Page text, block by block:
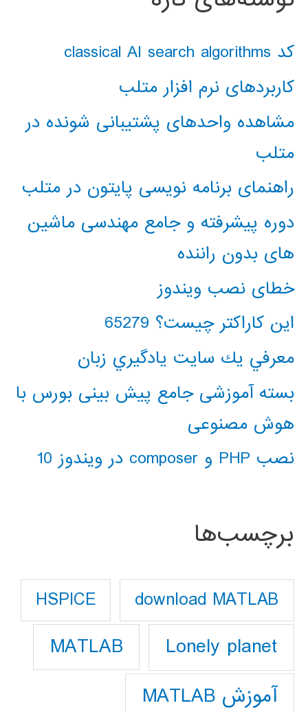
کد classical AI search algorithms
کاربردهای نرم افزار متلب
مشاهده واحدهای پشتیبانی شونده در
متلب
راهنمای برنامه نویسی پایتون در متلب
دوره پیشرفته و جامع مهندسی ماشین
های بدون راننده
خطای نصب ویندوز
این کاراکتر چیست؟ 65279
معرفي يك سايت يادگيري زبان
بسته آموزشی جامع پیش بینی بورس با
هوش مصنوعی
نصب PHP و composer در ویندوز 10
برچسب‌ها
download MATLAB
HSPICE
Lonely planet
MATLAB
آموزش MATLAB